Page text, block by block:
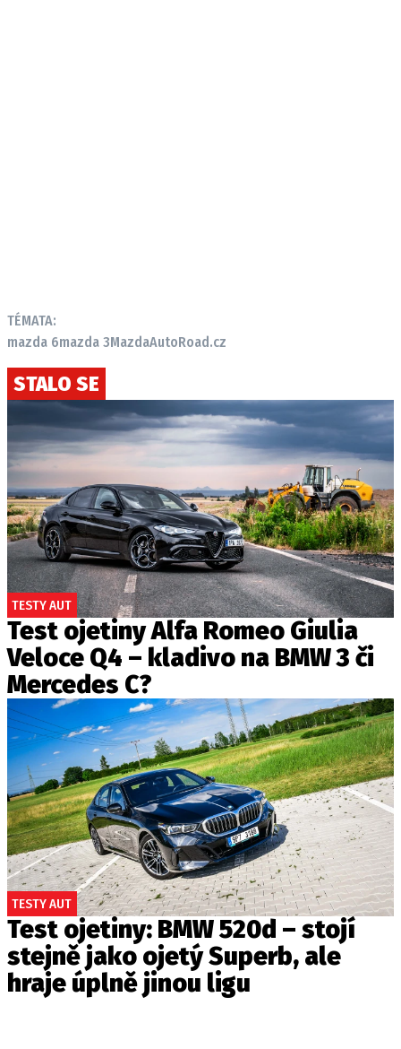
TÉMATA:
mazda 6mazda 3MazdaAutoRoad.cz
STALO SE
TESTY AUT
Test ojetiny Alfa Romeo Giulia
Veloce Q4 – kladivo na BMW 3 či
Mercedes C?
TESTY AUT
Test ojetiny: BMW 520d – stojí
stejně jako ojetý Superb, ale
hraje úplně jinou ligu